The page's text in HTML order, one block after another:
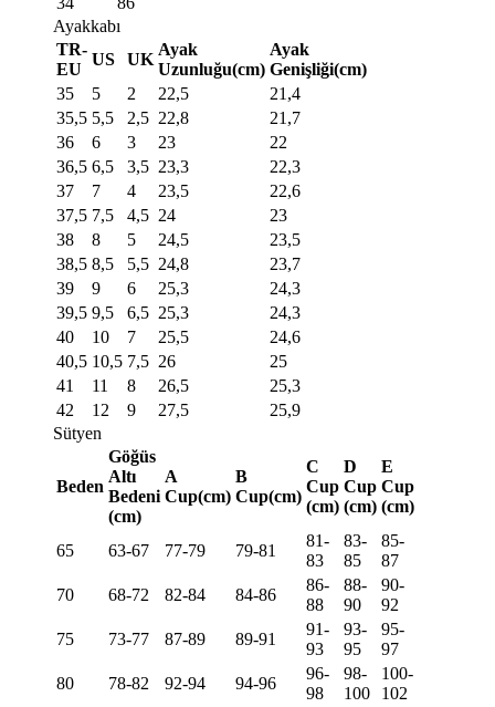
Ayakkabı
TR-
EU
US UK
Ayak
Uzunluğu(cm)
Ayak
Genişliği(cm)
35
5 2 22,5
21,4
35,5 5,5 2,5 22,8
21,7
36
6 3 23
22
36,5 6,5 3,5 23,3
22,3
37
7 4 23,5
22,6
37,5 7,5 4,5 24
23
38
8 5 24,5
23,5
38,5 8,5 5,5 24,8
23,7
39
9 6 25,3
24,3
39,5 9,5 6,5 25,3
24,3
40
10 7 25,5
24,6
40,5 10,5 7,5 26
25
41
11 8 26,5
25,3
42
12 9 27,5
25,9
Sütyen
Beden
Göğüs
Altı
Bedeni
(cm)
A
Cup(cm)
B
Cup(cm)
C
Cup
(cm)
D
Cup
(cm)
E
Cup
(cm)
65 63-67 77-79 79-81
81-
83
83-
85
85-
87
70
68-72 82-84 84-86
86-
88
88-
90
90-
92
75
73-77 87-89 89-91
91-
93
93-
95
95-
97
80
78-82 92-94 94-96
96-
98
98-
100
100-
102